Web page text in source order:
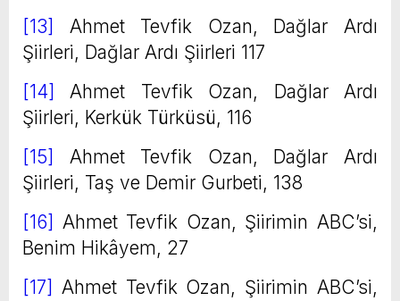
[13]
Ahmet Tevfik Ozan, Dağlar Ardı
Şiirleri, Dağlar Ardı Şiirleri 117
[14]
Ahmet Tevfik Ozan, Dağlar Ardı
Şiirleri, Kerkük Türküsü, 116
[15]
Ahmet Tevfik Ozan, Dağlar Ardı
Şiirleri, Taş ve Demir Gurbeti, 138
[16] Ahmet Tevfik Ozan, Şiirimin ABC’si,
Benim Hikâyem, 27
[17] Ahmet Tevfik Ozan, Şiirimin ABC’si,